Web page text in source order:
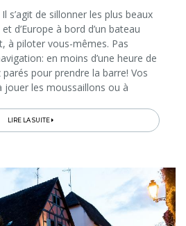
s’agit de sillonner les plus beaux
d’Europe à bord d’un bateau
à piloter vous-mêmes. Pas
en moins d’une heure de
pour prendre la barre! Vos
jouer les moussaillons ou à
LIRE LA SUITE